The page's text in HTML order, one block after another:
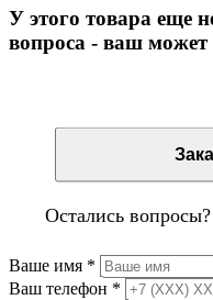
У этого товара еще
вопроса - ваш может
Остались
Ваше имя *
Ваш телефон *